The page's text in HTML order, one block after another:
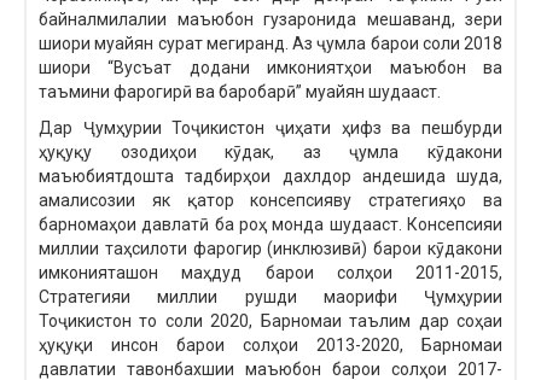
байналмилалии маъюбон гузаронида мешаванд, зери
шиори муайян сурат мегиранд. Аз ҷумла барои соли 2018
шиори “Вусъат додани имкониятҳои маъюбон ва
таъмини фарогирӣ ва баробарӣ” муайян шудааст.
Дар Ҷумҳурии Тоҷикистон ҷиҳати ҳифз ва пешбурди
ҳуқуқу озодиҳои кӯдак, аз ҷумла кӯдакони
маъюбиятдошта тадбирҳои дахлдор андешида шуда,
амалисозии як қатор консепсияву стратегияҳо ва
барномаҳои давлатӣ ба роҳ монда шудааст. Консепсияи
миллии таҳсилоти фарогир (инклюзивӣ) барои кӯдакони
имконияташон маҳдуд барои солҳои 2011-2015,
Стратегияи миллии рушди маорифи Ҷумҳурии
Тоҷикистон то соли 2020, Барномаи таълим дар соҳаи
ҳуқуқи инсон барои солҳои 2013-2020, Барномаи
давлатии тавонбахшии маъюбон барои солҳои 2017-